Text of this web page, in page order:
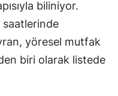
biliniyor.
saatlerinde
yöresel mutfak
biri olarak listede